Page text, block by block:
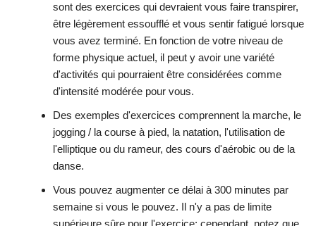
sont des exercices qui devraient vous faire transpirer,
être légèrement essoufflé et vous sentir fatigué lorsque
vous avez terminé. En fonction de votre niveau de
forme physique actuel, il peut y avoir une variété
d'activités qui pourraient être considérées comme
d'intensité modérée pour vous.
Des exemples d'exercices comprennent la marche, le
jogging / la course à pied, la natation, l'utilisation de
l'elliptique ou du rameur, des cours d'aérobic ou de la
danse.
Vous pouvez augmenter ce délai à 300 minutes par
semaine si vous le pouvez. Il n'y a pas de limite